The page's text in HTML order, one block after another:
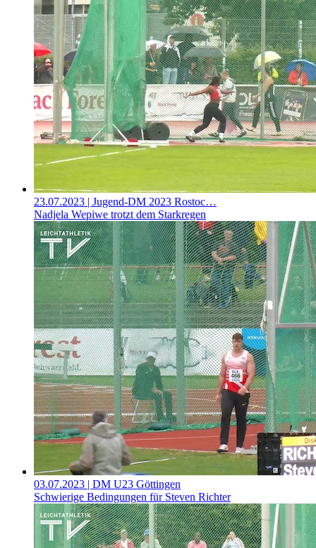
23.07.2023 | Jugend-DM 2023 Rostoc…
Nadjela Wepiwe trotzt dem Starkregen
03.07.2023 | DM U23 Göttingen
Schwierige Bedingungen für Steven Richter